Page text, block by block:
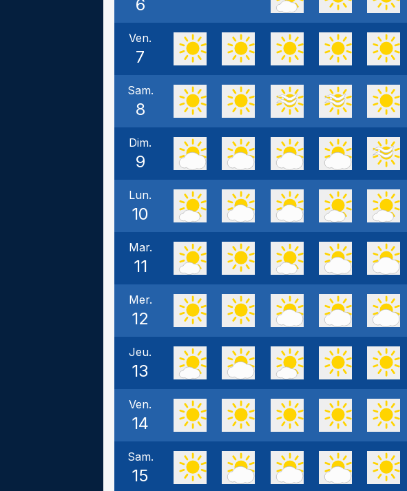
6
Ven.
7
Sam.
8
Dim.
9
Lun.
10
Mar.
11
Mer.
12
Jeu.
13
Ven.
14
Sam.
15